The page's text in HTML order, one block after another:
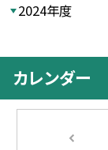
2024年度
カレンダー